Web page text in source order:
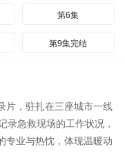
第6集
第9集完结
片，驻扎在三座城市一线
录急救现场的工作状况，
专业与热忱，体现温暖动